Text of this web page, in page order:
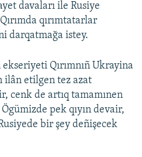
davaları ile Rusiye
qırımtatarlar
darqatmağa istey.
ekseriyeti Qırımnıñ Ukrayina
ilân etilgen tez azat
cenk de artıq tamamınen
pek qıyın devair,
bir şey deñişecek